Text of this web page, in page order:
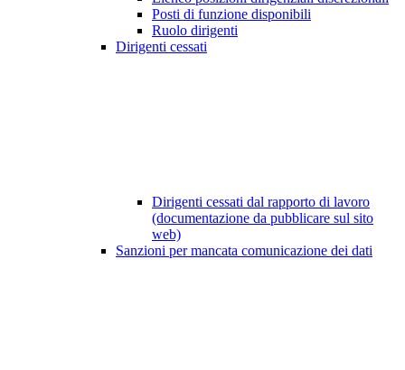
Posti di funzione disponibili
Ruolo dirigenti
Dirigenti cessati
Dirigenti cessati dal rapporto di lavoro
(documentazione da pubblicare sul sito
web)
Sanzioni per mancata comunicazione dei dati